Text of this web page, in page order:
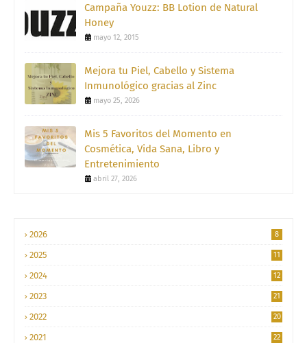
Campaña Youzz: BB Lotion de Natural
Honey
mayo 12, 2015
Mejora tu Piel, Cabello y Sistema
Inmunológico gracias al Zinc
mayo 25, 2026
Mis 5 Favoritos del Momento en
Cosmética, Vida Sana, Libro y
Entretenimiento
abril 27, 2026
2026 8
2025 11
2024 12
2023 21
2022 20
2021 22